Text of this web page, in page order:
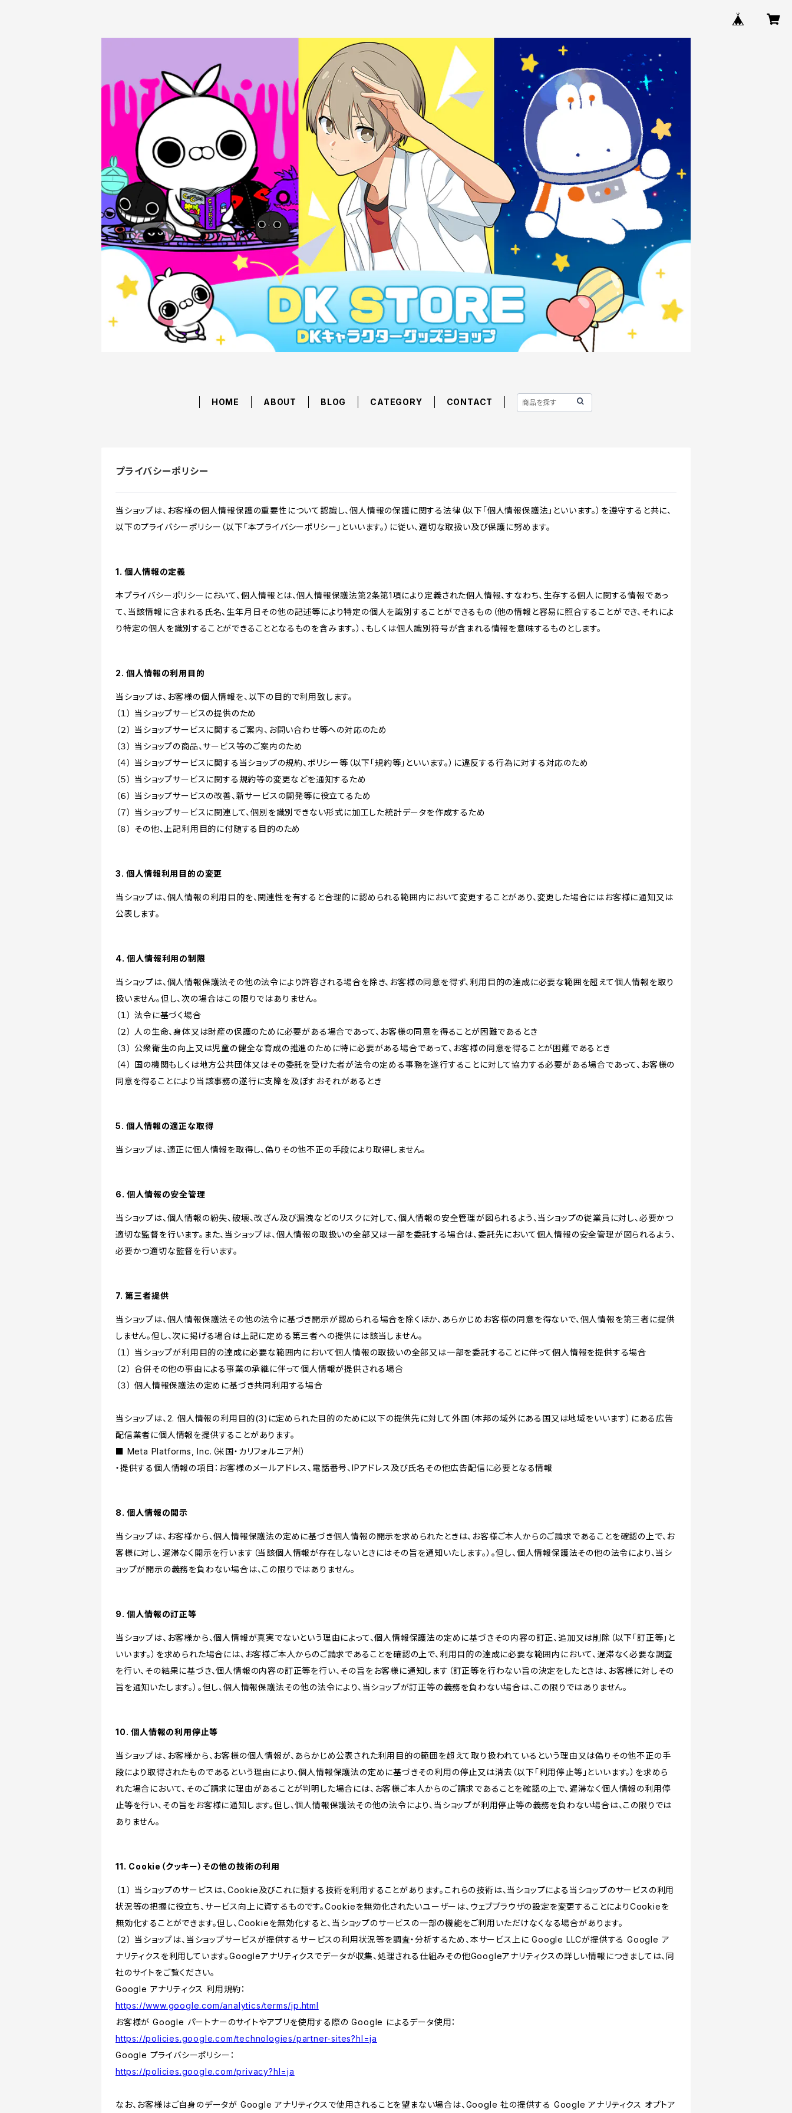
HOME ABOUT BLOG CATEGORY CONTACT
プライバシーポリシー
当ショップは、お客様の個人情報保護の重要性について認識し、個人情報の保護に関する法律（以下「個人情報保護法」といいます。）を遵守すると共に、
以下のプライバシーポリシー（以下「本プライバシーポリシー」といいます。）に従い、適切な取扱い及び保護に努めます。
1. 個人情報の定義
本プライバシーポリシーにおいて、個人情報とは、個人情報保護法第2条第1項により定義された個人情報、すなわち、生存する個人に関する情報であっ
て、当該情報に含まれる氏名、生年月日その他の記述等により特定の個人を識別することができるもの（他の情報と容易に照合することができ、それによ
り特定の個人を識別することができることとなるものを含みます。）、もしくは個人識別符号が含まれる情報を意味するものとします。
2. 個人情報の利用目的
当ショップは、お客様の個人情報を、以下の目的で利用致します。
（１） 当ショップサービスの提供のため
（２） 当ショップサービスに関するご案内、お問い合わせ等への対応のため
（３） 当ショップの商品、サービス等のご案内のため
（４） 当ショップサービスに関する当ショップの規約、ポリシー等（以下「規約等」といいます。）に違反する行為に対する対応のため
（５） 当ショップサービスに関する規約等の変更などを通知するため
（６） 当ショップサービスの改善、新サービスの開発等に役立てるため
（７） 当ショップサービスに関連して、個別を識別できない形式に加工した統計データを作成するため
（８） その他、上記利用目的に付随する目的のため
3. 個人情報利用目的の変更
当ショップは、個人情報の利用目的を、関連性を有すると合理的に認められる範囲内において変更することがあり、変更した場合にはお客様に通知又は
公表します。
4. 個人情報利用の制限
当ショップは、個人情報保護法その他の法令により許容される場合を除き、お客様の同意を得ず、利用目的の達成に必要な範囲を超えて個人情報を取り
扱いません。但し、次の場合はこの限りではありません。
（１） 法令に基づく場合
（２） 人の生命、身体又は財産の保護のために必要がある場合であって、お客様の同意を得ることが困難であるとき
（３） 公衆衛生の向上又は児童の健全な育成の推進のために特に必要がある場合であって、お客様の同意を得ることが困難であるとき
（４） 国の機関もしくは地方公共団体又はその委託を受けた者が法令の定める事務を遂行することに対して協力する必要がある場合であって、お客様の
同意を得ることにより当該事務の遂行に支障を及ぼすおそれがあるとき
5. 個人情報の適正な取得
当ショップは、適正に個人情報を取得し、偽りその他不正の手段により取得しません。
6. 個人情報の安全管理
当ショップは、個人情報の紛失、破壊、改ざん及び漏洩などのリスクに対して、個人情報の安全管理が図られるよう、当ショップの従業員に対し、必要かつ
適切な監督を行います。また、当ショップは、個人情報の取扱いの全部又は一部を委託する場合は、委託先において個人情報の安全管理が図られるよう、
必要かつ適切な監督を行います。
7. 第三者提供
当ショップは、個人情報保護法その他の法令に基づき開示が認められる場合を除くほか、あらかじめお客様の同意を得ないで、個人情報を第三者に提供
しません。但し、次に掲げる場合は上記に定める第三者への提供には該当しません。
（１） 当ショップが利用目的の達成に必要な範囲内において個人情報の取扱いの全部又は一部を委託することに伴って個人情報を提供する場合
（２） 合併その他の事由による事業の承継に伴って個人情報が提供される場合
（３） 個人情報保護法の定めに基づき共同利用する場合
当ショップは、2. 個人情報の利用目的(3)に定められた目的のために以下の提供先に対して外国（本邦の域外にある国又は地域をいいます）にある広告
配信業者に個人情報を提供することがあります。
■ Meta Platforms, Inc.（米国・カリフォルニア州）
・提供する個人情報の項目：お客様のメールアドレス、電話番号、IPアドレス及び氏名その他広告配信に必要となる情報
8. 個人情報の開示
当ショップは、お客様から、個人情報保護法の定めに基づき個人情報の開示を求められたときは、お客様ご本人からのご請求であることを確認の上で、お
客様に対し、遅滞なく開示を行います（当該個人情報が存在しないときにはその旨を通知いたします。）。但し、個人情報保護法その他の法令により、当シ
ョップが開示の義務を負わない場合は、この限りではありません。
9. 個人情報の訂正等
当ショップは、お客様から、個人情報が真実でないという理由によって、個人情報保護法の定めに基づきその内容の訂正、追加又は削除（以下「訂正等」と
いいます。）を求められた場合には、お客様ご本人からのご請求であることを確認の上で、利用目的の達成に必要な範囲内において、遅滞なく必要な調査
を行い、その結果に基づき、個人情報の内容の訂正等を行い、その旨をお客様に通知します（訂正等を行わない旨の決定をしたときは、お客様に対しその
旨を通知いたします。）。但し、個人情報保護法その他の法令により、当ショップが訂正等の義務を負わない場合は、この限りではありません。
10. 個人情報の利用停止等
当ショップは、お客様から、お客様の個人情報が、あらかじめ公表された利用目的の範囲を超えて取り扱われているという理由又は偽りその他不正の手
段により取得されたものであるという理由により、個人情報保護法の定めに基づきその利用の停止又は消去（以下「利用停止等」といいます。）を求めら
れた場合において、そのご請求に理由があることが判明した場合には、お客様ご本人からのご請求であることを確認の上で、遅滞なく個人情報の利用停
止等を行い、その旨をお客様に通知します。但し、個人情報保護法その他の法令により、当ショップが利用停止等の義務を負わない場合は、この限りでは
ありません。
11. Cookie（クッキー）その他の技術の利用
（１） 当ショップのサービスは、Cookie及びこれに類する技術を利用することがあります。これらの技術は、当ショップによる当ショップのサービスの利用
状況等の把握に役立ち、サービス向上に資するものです。Cookieを無効化されたいユーザーは、ウェブブラウザの設定を変更することによりCookieを
無効化することができます。但し、Cookieを無効化すると、当ショップのサービスの一部の機能をご利用いただけなくなる場合があります。
（２） 当ショップは、当ショップサービスが提供するサービスの利用状況等を調査・分析するため、本サービス上に Google LLCが提供する Google ア
ナリティクスを利用しています。Googleアナリティクスでデータが収集、処理される仕組みその他Googleアナリティクスの詳しい情報につきましては、同
社のサイトをご覧ください。
Google アナリティクス 利用規約：
https://www.google.com/analytics/terms/jp.html
お客様が Google パートナーのサイトやアプリを使用する際の Google によるデータ使用：
https://policies.google.com/technologies/partner-sites?hl=ja
Google プライバシーポリシー：
https://policies.google.com/privacy?hl=ja
なお、お客様はご自身のデータが Google アナリティクスで使用されることを望まない場合は、Google 社の提供する Google アナリティクス オプトア